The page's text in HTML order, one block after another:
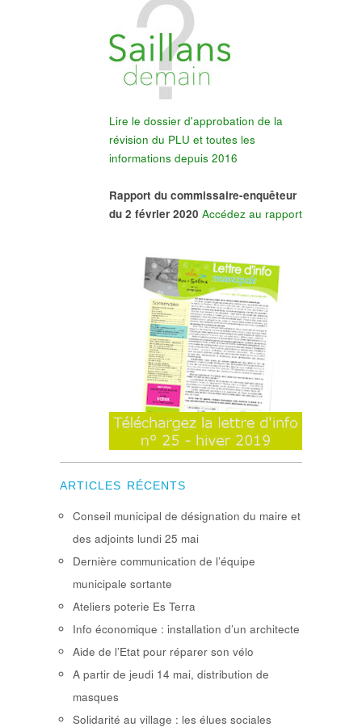
Lire le dossier d'approbation de la
révision du PLU et toutes les
informations depuis 2016
Rapport du commissaire-enquêteur
du 2 février 2020 Accédez au rapport
ARTICLES RÉCENTS
Conseil municipal de désignation du maire et
des adjoints lundi 25 mai
Dernière communication de l’équipe
municipale sortante
Ateliers poterie Es Terra
Info économique : installation d’un architecte
Aide de l’Etat pour réparer son vélo
A partir de jeudi 14 mai, distribution de
masques
Solidarité au village : les élues sociales